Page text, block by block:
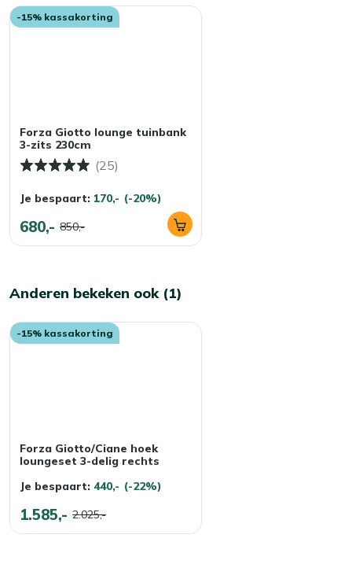
-15% kassakorting
Forza Giotto lounge tuinbank
3-zits 230cm
(25)
Je bespaart: 170,- (-20%)
680,- 850,-
Anderen bekeken ook (1)
-15% kassakorting
Forza Giotto/Ciane hoek
loungeset 3-delig rechts
Je bespaart: 440,- (-22%)
1.585,- 2.025,-